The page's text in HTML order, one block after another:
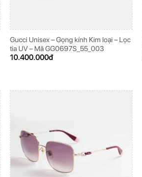
Gucci Unisex – Gọng kính Kim loại – Lọc
tia UV – Mã GG0697S_55_003
10.400.000đ